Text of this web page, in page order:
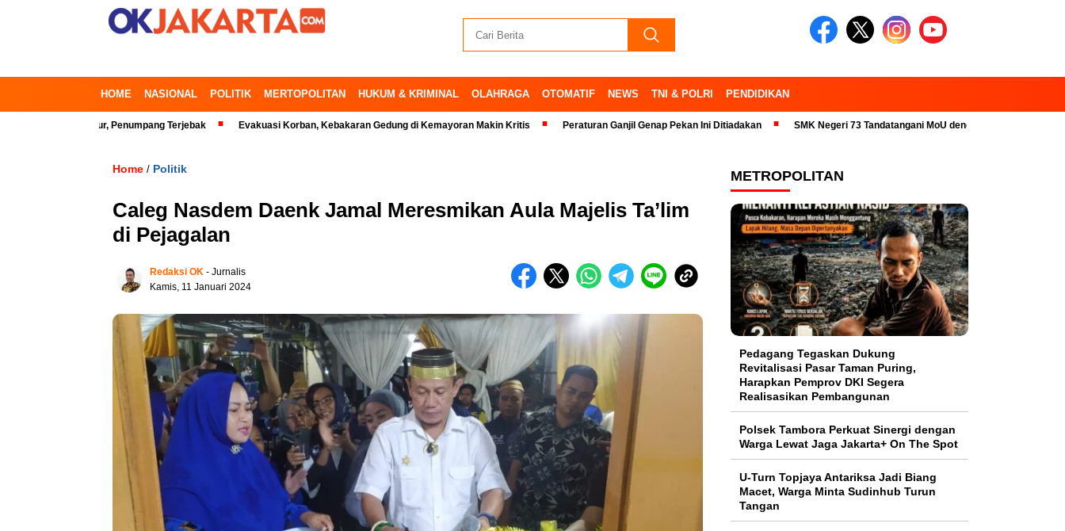
HOME NASIONAL POLITIK MERTOPOLITAN HUKUM & KRIMINAL OLAHRAGA OTOMATIF NEWS TNI & POLRI PENDIDIKAN
Timur, Penumpang Terjebak Evakuasi Korban, Kebakaran Gedung di Kemayoran Makin Kritis Peraturan Ganjil Genap Pekan Ini Ditiadakan SMK Negeri 73 Tandatangani MoU dengan 23 Industri Pariwisata dan
Home / Politik
Caleg Nasdem Daenk Jamal Meresmikan Aula Majelis Ta’lim
di Pejagalan
Redaksi OK - Jurnalis
Kamis, 11 Januari 2024
METROPOLITAN
Pedagang Tegaskan Dukung
Revitalisasi Pasar Taman Puring,
Harapkan Pemprov DKI Segera
Realisasikan Pembangunan
Polsek Tambora Perkuat Sinergi dengan
Warga Lewat Jaga Jakarta+ On The Spot
U-Turn Topjaya Antariksa Jadi Biang
Macet, Warga Minta Sudinhub Turun
Tangan